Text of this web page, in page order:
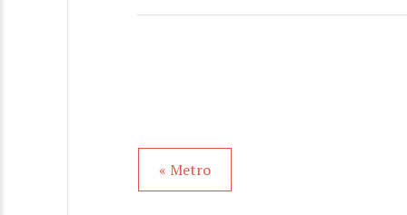
« Metro